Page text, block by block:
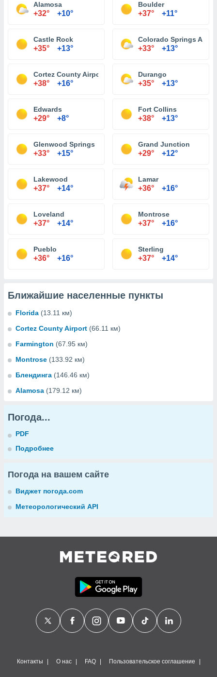
Alamosa
+32° +10°
Boulder
+37° +11°
Castle Rock
+35° +13°
Colorado Springs
+33° +13°
Cortez County Airport
+38° +16°
Durango
+35° +13°
Edwards
+29° +8°
Fort Collins
+38° +13°
Glenwood Springs
+33° +15°
Grand Junction
+29° +12°
Lakewood
+37° +14°
Lamar
+36° +16°
Loveland
+37° +14°
Montrose
+37° +16°
Pueblo
+36° +16°
Sterling
+37° +14°
Ближайшие населенные пункты
Florida (13.11 км)
Cortez County Airport (66.11 км)
Farmington (67.95 км)
Montrose (133.92 км)
Блендинга (146.46 км)
Alamosa (179.12 км)
Погода...
PDF
Подробнее
Погода на вашем сайте
Виджет погода.com
Метеорологический API
Контакты О нас FAQ Пользовательское соглашение